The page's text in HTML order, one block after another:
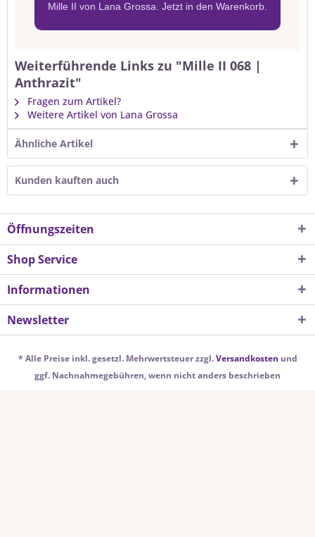
Mille II von Lana Grossa. Jetzt in den Warenkorb.
Weiterführende Links zu "Mille II 068 |
Anthrazit"
Fragen zum Artikel?
Weitere Artikel von Lana Grossa
Ähnliche Artikel
Kunden kauften auch
Öffnungszeiten
Shop Service
Informationen
Newsletter
* Alle Preise inkl. gesetzl. Mehrwertsteuer zzgl.Versandkosten und
ggf. Nachnahmegebühren, wenn nicht anders beschrieben